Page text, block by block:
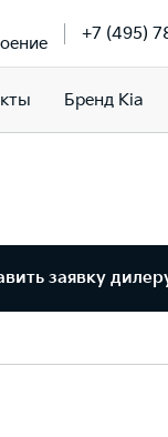
+7 (495)
Бренд Kia
заявку